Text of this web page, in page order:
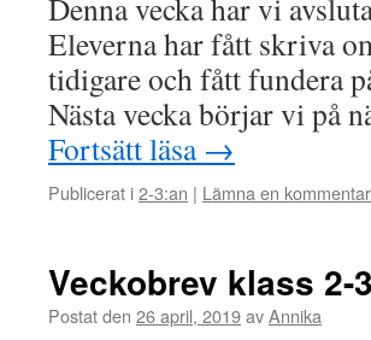
Denna vecka har vi
Eleverna har fått skriva
tidigare och fått fundera
Nästa vecka börjar vi på
Fortsätt läsa →
Publicerat i2-3:an | Lämna en kommentar
Veckobrev klass 2-
Postat den 26 april, 2019avAnnika